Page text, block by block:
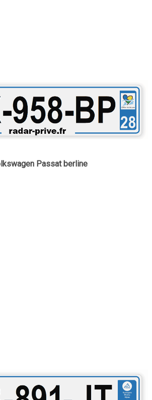
Passat berline